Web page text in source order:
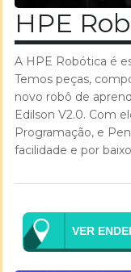
HPE
A HPE Robótica é
Temos peças,
novo robô de
Edilson V2.0. Com
Programação, e
facilidade e por
VER